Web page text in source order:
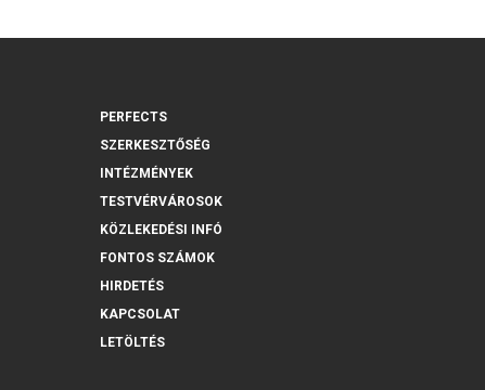
PERFECTS
SZERKESZTŐSÉG
INTÉZMÉNYEK
TESTVÉRVÁROSOK
KÖZLEKEDÉSI INFÓ
FONTOS SZÁMOK
HIRDETÉS
KAPCSOLAT
LETÖLTÉS